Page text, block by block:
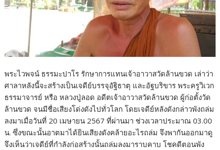
พระไวพจน์ ธรรมะปาโร รักษาการแทนเจ้าอาวาสวัดล้านขวด เล่าว่า
ศาลาหลังนี้จะสร้างเป็นเจดีย์บรรจุอัฐิธาตุ และอัฐบริขาร พระครูวิเวก
ธรรมาจารย์ หรือ หลวงปู่ลอด อดีตเจ้าอาวาสวัดล้านขวด ผู้ก่อตั้งวัด
ล้านขวด จนมีชื่อเสียงโด่งดังไปทั่วโลก โดยเจดีย์หลังดังกล่าวพังถล่ม
ลงมาเมื่อวันที่ 20 เมษายน 2567 ที่ผ่านมา ช่วงเวลาประมาณ 03.00
น. ซึ่งขณะนั้นอาตมาได้ยินเสียงดังคล้ายอะไรถล่ม จึงพากันออกมาดู
จึงเห็นว่าเจดีย์ที่กำลังก่อสร้างนั้นถล่มลงมาราบคาบ โชคดีตอนพัง